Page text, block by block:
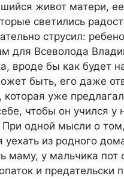
живот матери,
светились
струсил:
для Всеволода
вроде бы как будет
быть, его даже
которая уже
чтобы он учился у
При одной мысли о
уехать из родного
маму, у мальчика пот
и предательски